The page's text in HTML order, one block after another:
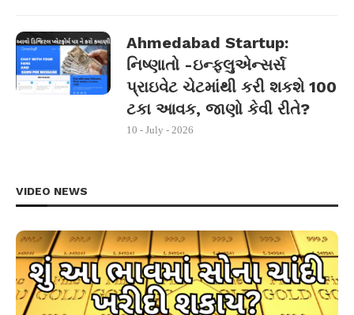
Ahmedabad Startup:
નિષ્ણાતો -ઇન્ફ્લુએન્સર્સ
પ્રાઇવેટ ચેટમાંથી કરી શકશે 100
ટકા આવક, જાણો કેવી રીતે?
10 - July - 2026
VIDEO NEWS